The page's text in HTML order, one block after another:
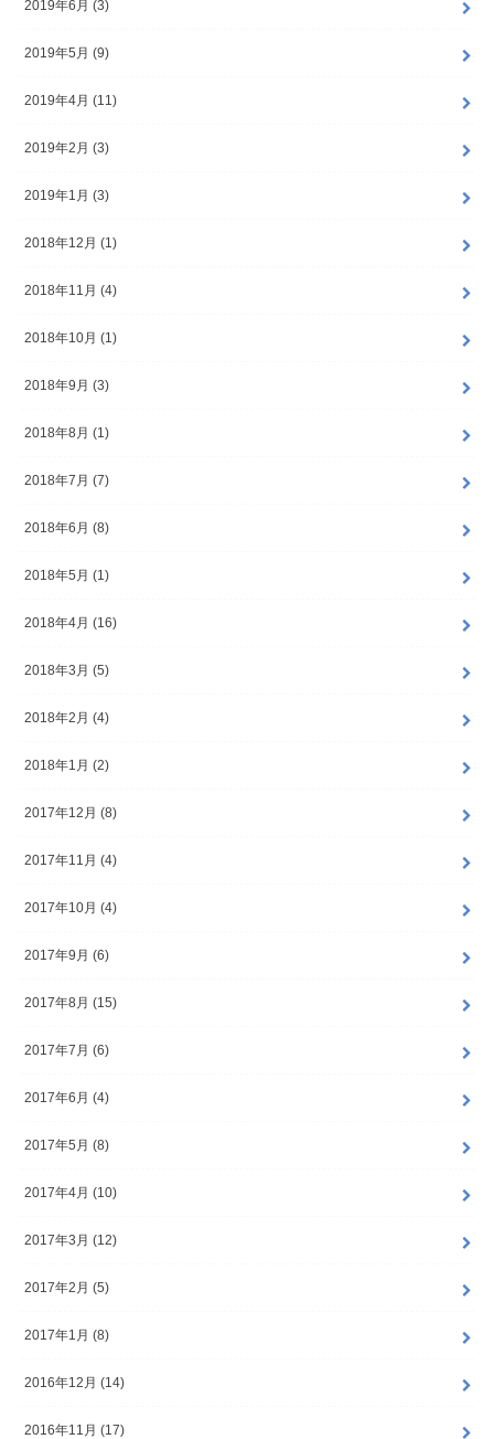
2019年6月 (3)
2019年5月 (9)
2019年4月 (11)
2019年2月 (3)
2019年1月 (3)
2018年12月 (1)
2018年11月 (4)
2018年10月 (1)
2018年9月 (3)
2018年8月 (1)
2018年7月 (7)
2018年6月 (8)
2018年5月 (1)
2018年4月 (16)
2018年3月 (5)
2018年2月 (4)
2018年1月 (2)
2017年12月 (8)
2017年11月 (4)
2017年10月 (4)
2017年9月 (6)
2017年8月 (15)
2017年7月 (6)
2017年6月 (4)
2017年5月 (8)
2017年4月 (10)
2017年3月 (12)
2017年2月 (5)
2017年1月 (8)
2016年12月 (14)
2016年11月 (17)